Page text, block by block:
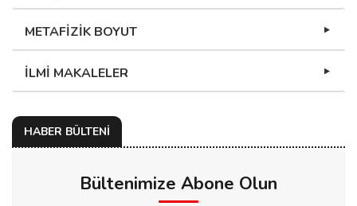
METAFİZİK BOYUT
İLMİ MAKALELER
HABER BÜLTENİ
Bültenimize Abone Olun